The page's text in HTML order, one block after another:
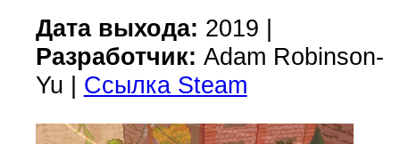
Дата выхода: 2019 |
Разработчик: Adam Robinson-
Yu | Ссылка Steam